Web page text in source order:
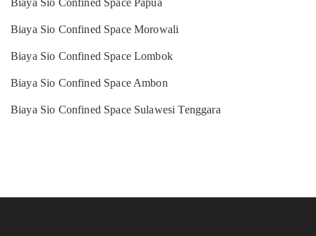
Biaya Sio Confined Space Papua
Biaya Sio Confined Space Morowali
Biaya Sio Confined Space Lombok
Biaya Sio Confined Space Ambon
Biaya Sio Confined Space Sulawesi Tenggara